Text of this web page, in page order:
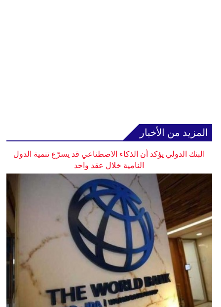
المزيد من الأخبار
البنك الدولي يؤكد أن الذكاء الاصطناعي قد يسرّع تنمية الدول
النامية خلال عقد واحد